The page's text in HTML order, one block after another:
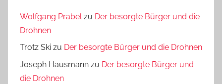
Wolfgang Prabel zu Der besorgte Bürger und die
Drohnen
Trotz Ski zu Der besorgte Bürger und die Drohnen
Joseph Hausmann zu Der besorgte Bürger und
die Drohnen